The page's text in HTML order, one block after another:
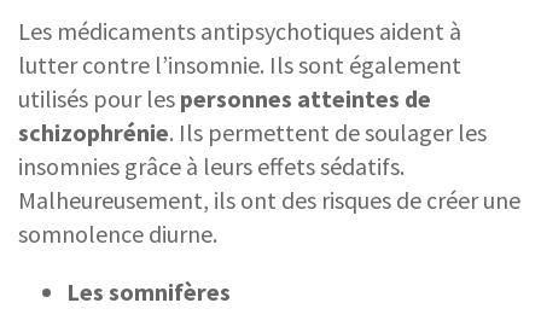
Les médicaments antipsychotiques aident à
lutter contre l’insomnie. Ils sont également
utilisés pour les personnes atteintes de
schizophrénie. Ils permettent de soulager les
insomnies grâce à leurs effets sédatifs.
Malheureusement, ils ont des risques de créer une
somnolence diurne.
Les somnifères